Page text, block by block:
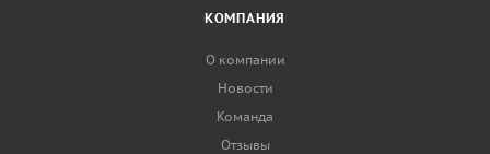
КОМПАНИЯ
О компании
Новости
Команда
Отзывы